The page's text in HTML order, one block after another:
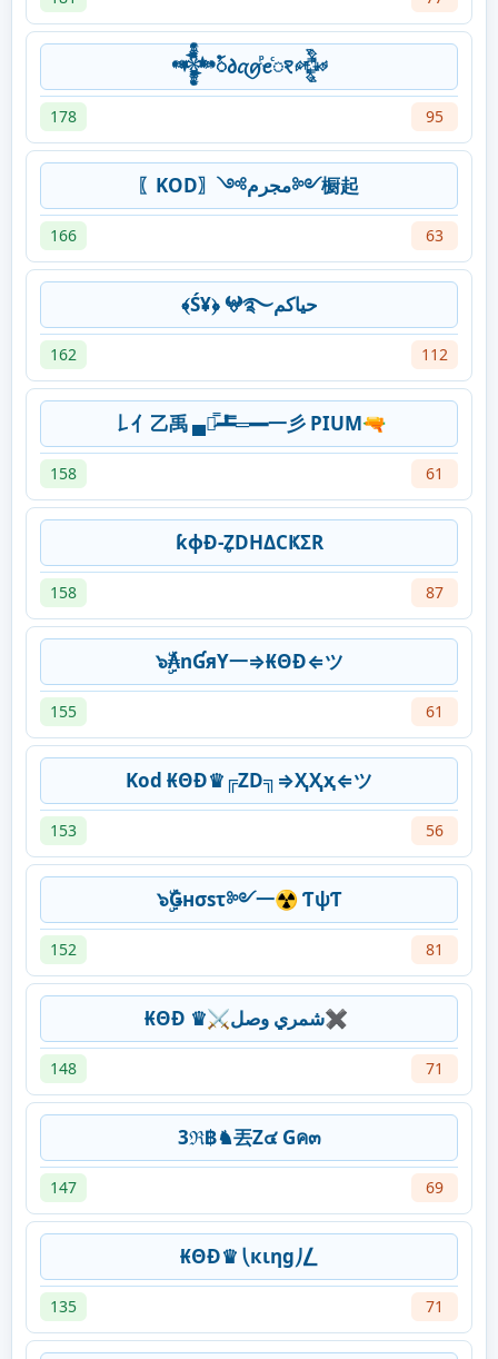
𒀱ꪳ𐑔ꪋꪇⷬꫀⷭꣁ𒅒
178 95
〖KOD〗༺مجرم༻橱起
166 63
﴾Ś¥﴿ 𖤍࿐حياكم
162 112
𠄌亻乙禹 ▄︻̷̿┻̿═━一彡 PIUM🔫
158 61
ƙɸƉ-Z̥DHΔCҜΣR
158 87
๖ۣۜ₳nƓяY一⇒₭ΘĐ⇐ツ
155 61
Kod ₭ΘĐ♛╔ZD╗⇒ҲҲҳ⇐ツ
153 56
๖ۣۜǤнσsτ༻一☢ ƬψƬ
152 81
₭ΘĐ ♛⚔شمري وصل✖
148 71
3ℜ฿♞丟Z๔ Gค๓
147 69
₭ΘĐ♛ ⎝кιηg⎠⎳
135 71